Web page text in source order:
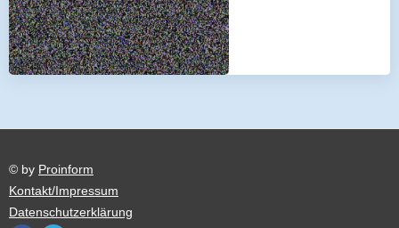
© by Proinform
Kontakt/Impressum
Datenschutzerklärung